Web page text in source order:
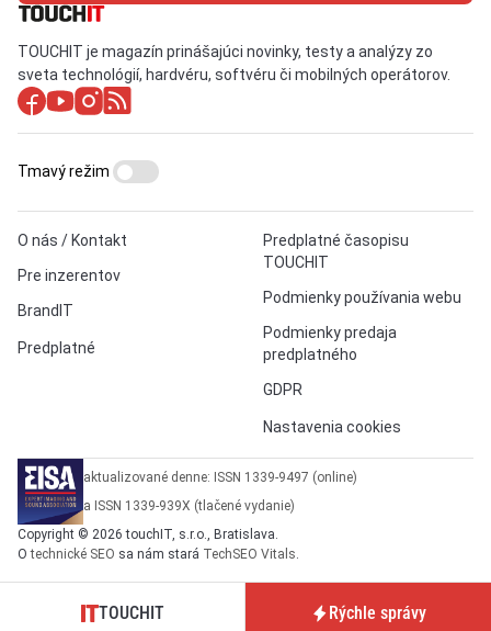
TOUCHIT je magazín prinášajúci novinky, testy a analýzy zo
sveta technológií, hardvéru, softvéru či mobilných operátorov.
O nás / Kontakt
Pre inzerentov
BrandIT
Predplatné
Predplatné časopisu
TOUCHIT
Podmienky používania webu
Podmienky predaja
predplatného
GDPR
Nastavenia cookies
Tmavý režim
aktualizované denne: ISSN 1339-9497 (online)
a ISSN 1339-939X (tlačené vydanie)
Copyright © 2026 touchIT, s.r.o., Bratislava.
Otechnické SEO sa nám stará TechSEO Vitals.
TOUCHIT Rýchle správy